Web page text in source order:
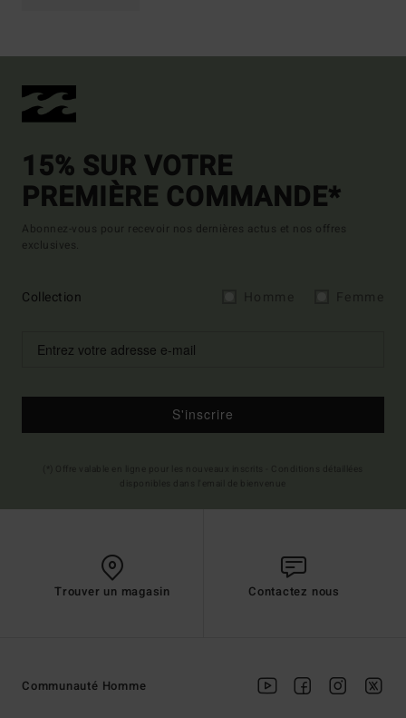
15% SUR VOTRE
PREMIÈRE COMMANDE*
Abonnez-vous pour recevoir nos dernières actus et nos offres
exclusives.
Collection
S'inscrire
Trouver un magasin Contactez nous
Communauté Homme